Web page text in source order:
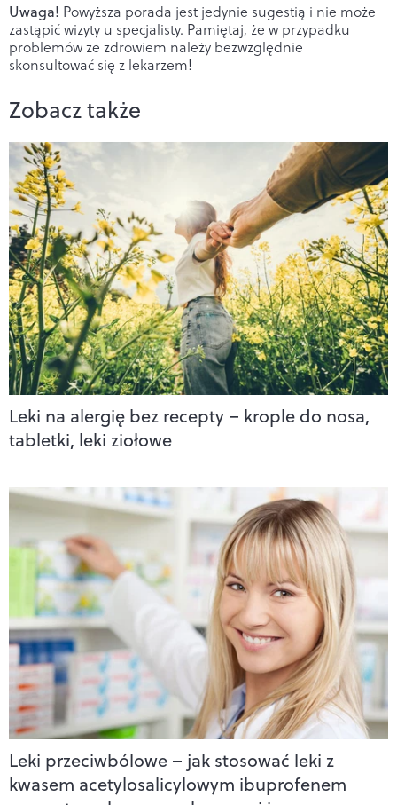
Uwaga! Powyższa porada jest jedynie sugestią i nie może
zastąpić wizyty u specjalisty. Pamiętaj, że w przypadku
problemów ze zdrowiem należy bezwzględnie
skonsultować się z lekarzem!
Zobacz także
Leki na alergię bez recepty – krople do nosa,
tabletki, leki ziołowe
Leki przeciwbólowe – jak stosować leki z
kwasem acetylosalicylowym ibuprofenem